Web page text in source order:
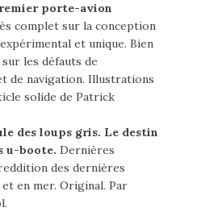
porte-avion
complet sur la conception
et unique. Bien
les défauts de
de navigation. Illustrations
solide de Patrick
des loups gris. Le destin
u-boote. Dernières
des dernières
et en mer. Original. Par